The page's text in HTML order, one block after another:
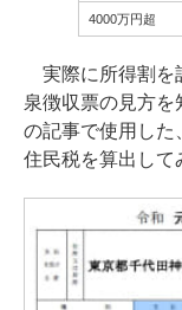
4000万円超
実際に所得割を
泉徴収票の見方を
の記事で使用した
住民税を算出して